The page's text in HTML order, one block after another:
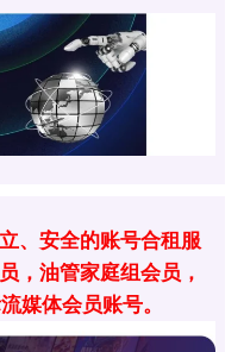
、安全的账号合租服
，油管家庭组会员，
媒体会员账号。